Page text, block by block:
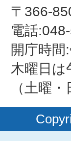
〒366-
電話
開庁時間
木曜日は
（土曜